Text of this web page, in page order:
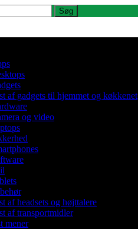
af gadgets til hjemmet og køkkenet
og video
af headsets og højttalere
af transportmidler
mener